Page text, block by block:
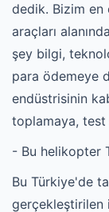
dedik. Bizim en
araçları
şey bilgi,
para ödemeye
endüstrisinin
toplamaya, test
- Bu helikopter
Bu Türkiye'de
gerçekleştirilen